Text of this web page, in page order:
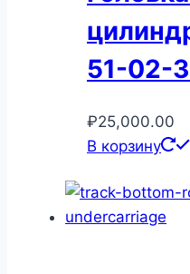
51-02-
₽25,000.00
В корзину